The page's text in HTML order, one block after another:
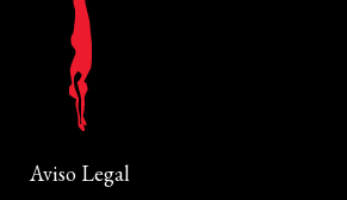
Aviso Legal